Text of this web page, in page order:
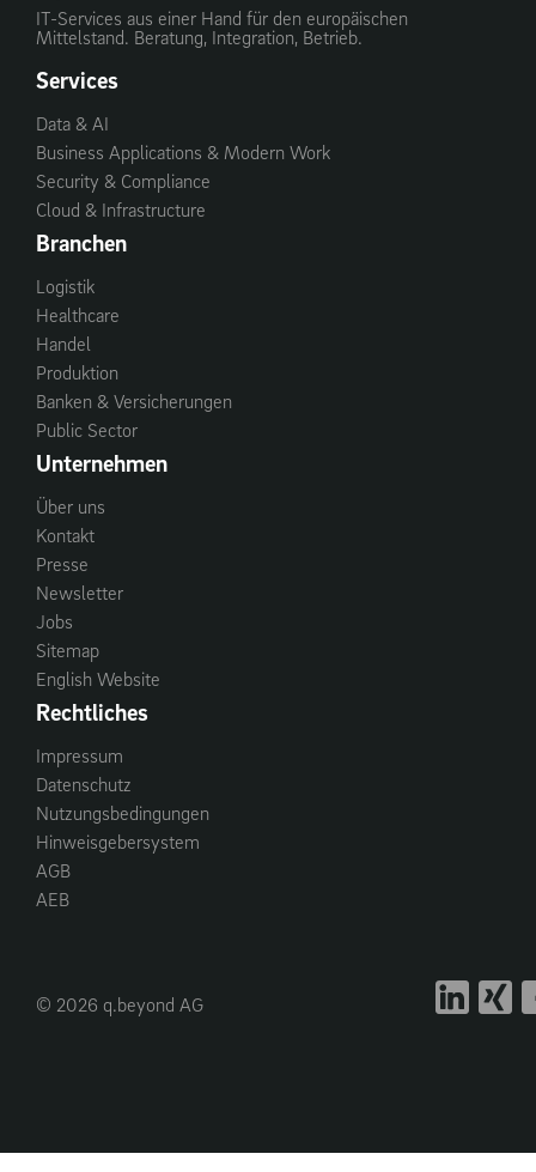
IT-Services aus einer Hand für den europäischen
Mittelstand. Beratung, Integration, Betrieb.
Services
Data & AI
Business Applications & Modern Work
Security & Compliance
Cloud & Infrastructure
Branchen
Logistik
Healthcare
Handel
Produktion
Banken & Versicherungen
Public Sector
Unternehmen
Über uns
Kontakt
Presse
Newsletter
Jobs
Sitemap
English Website
Rechtliches
Impressum
Datenschutz
Nutzungsbedingungen
Hinweisgebersystem
AGB
AEB
© 2026 q.beyond AG